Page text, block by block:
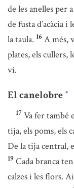
de les anelles per
de fusta d’acàcia
la taula. 16 A més,
plates, els cullers,
vi.
El canelobre *
17 Va fer també
tija, els poms, els
De la tija central,
19 Cada branca
calzes i les flors.